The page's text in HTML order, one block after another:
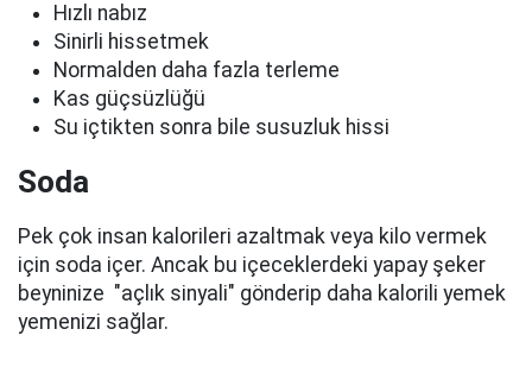
Hızlı nabız
Sinirli hissetmek
Normalden daha fazla terleme
Kas güçsüzlüğü
Su içtikten sonra bile susuzluk hissi
Soda
Pek çok insan kalorileri azaltmak veya kilo vermek
için soda içer. Ancak bu içeceklerdeki yapay şeker
beyninize "açlık sinyali" gönderip daha kalorili yemek
yemenizi sağlar.